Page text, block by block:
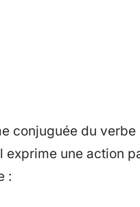
conjuguée du
une action
: